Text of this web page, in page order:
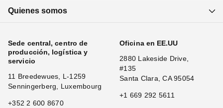
Quienes somos
Sede central, centro de
producción, logística y
servicio
11 Breedewues, L-1259
Senningerberg, Luxembourg
+352 2 600 8670
Oficina en EE.UU
2880 Lakeside Drive,
#135
Santa Clara, CA 95054
+1 669 292 5611